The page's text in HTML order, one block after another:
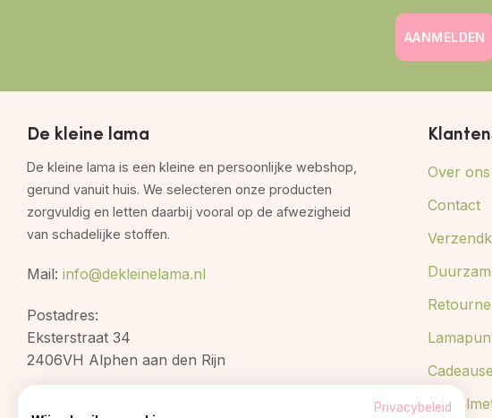
AANMELDEN
De kleine lama
De kleine lama is een kleine en persoonlijke webshop,
gerund vanuit huis. We selecteren onze producten
zorgvuldig en letten daarbij vooral op de afwezigheid
van schadelijke stoffen.
Mail: info@dekleinelama.nl
Postadres:
Eksterstraat 34
2406VH Alphen aan den Rijn
Over ons
Contact
Privacybeleid